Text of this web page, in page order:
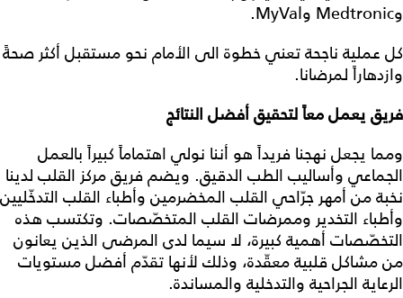
وMedtronic وMyVal.
كل عملية ناجحة تعني خطوة الى الأمام نحو مستقبل أكثر صحةً
وازدهاراً لمرضانا.
فريق يعمل معاً لتحقيق أفضل النتائج
ومما يجعل نهجنا فريداً هو أننا نولي اهتماماً كبيراً بالعمل
الجماعي وأساليب الطب الدقيق. ويضم فريق مركز القلب لدينا
نخبة من أمهر جرّاحي القلب المخضرمين وأطباء القلب التدخّليين
وأطباء التخدير وممرضات القلب المتخصّصات. وتكتسب هذه
التخصّصات أهمية كبيرة، لا سيما لدى المرضى الذين يعانون
من مشاكل قلبية معقّدة، وذلك لأنها تقدّم أفضل مستويات
الرعاية الجراحية والتدخلية والمساندة.